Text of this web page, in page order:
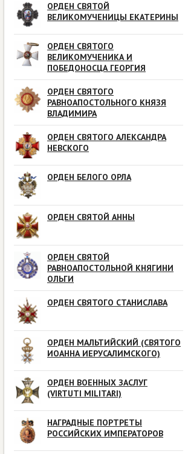
ОРДЕН СВЯТОЙ
ВЕЛИКОМУЧЕНИЦЫ ЕКАТЕРИНЫ
ОРДЕН СВЯТОГО
ВЕЛИКОМУЧЕНИКА И
ПОБЕДОНОСЦА ГЕОРГИЯ
ОРДЕН СВЯТОГО
РАВНОАПОСТОЛЬНОГО КНЯЗЯ
ВЛАДИМИРА
ОРДЕН СВЯТОГО АЛЕКСАНДРА
НЕВСКОГО
ОРДЕН БЕЛОГО ОРЛА
ОРДЕН СВЯТОЙ АННЫ
ОРДЕН СВЯТОЙ
РАВНОАПОСТОЛЬНОЙ КНЯГИНИ
ОЛЬГИ
ОРДЕН СВЯТОГО СТАНИСЛАВА
ОРДЕН МАЛЬТИЙСКИЙ (СВЯТОГО
ИОАННА ИЕРУСАЛИМСКОГО)
ОРДЕН ВОЕННЫХ ЗАСЛУГ
(VIRTUTI MILITARI)
НАГРАДНЫЕ ПОРТРЕТЫ
РОССИЙСКИХ ИМПЕРАТОРОВ